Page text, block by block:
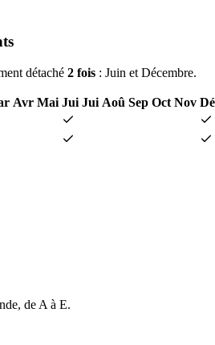
détaché 2 fois : Juin et Décembre.
Avr Mai Jui Jui Aoû Sep Oct Nov
de A à E.